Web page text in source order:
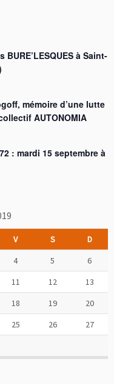
à Saint-
mémoire d’une lutte
AUTONOMIA
: mardi 15 septembre à
V S
D
4 5
6
11 12
13
18 19
20
25 26
27